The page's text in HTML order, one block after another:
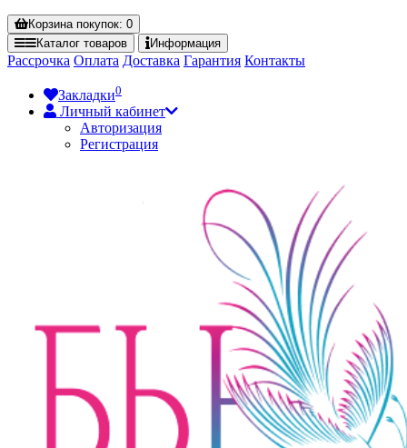
Корзинапокупок: 0
Каталог товаров Информация
Рассрочка Оплата Доставка Гарантия Контакты
Закладки0
Личный кабинет
Авторизация
Регистрация